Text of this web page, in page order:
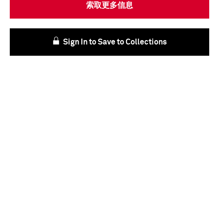
索取更多信息
Sign In to Save to Collections